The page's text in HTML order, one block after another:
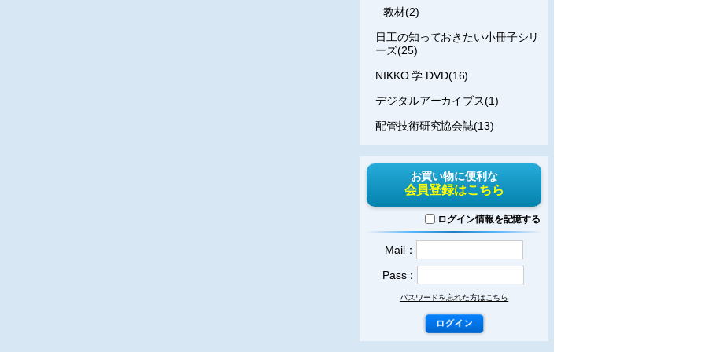
教材(2)
日工の知っておきたい小冊子シリ
ーズ(25)
NIKKO 学 DVD(16)
デジタルアーカイブス(1)
配管技術研究協会誌(13)
お買い物に便利な
会員登録はこちら
ログイン情報を記憶する
Mail：
Pass：
パスワードを忘れた方はこちら